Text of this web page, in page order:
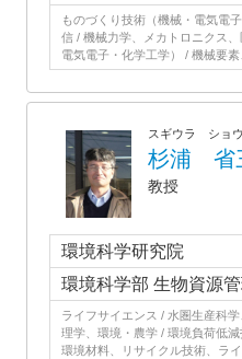
ものづくり技術（機械・電気電
信 / 機械力学、メカトロニクス
電気電子・化学工学） / 機械要
スギウラ ショ
杉浦 省
教授
環境科学研究院
環境科学部 生物資源
ライフサイエンス / 水圏生産科
理学、環境・農学 / 環境負荷低
環境材料、リサイクル技術、ラ